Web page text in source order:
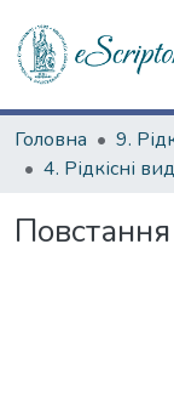
Головна
Повстання